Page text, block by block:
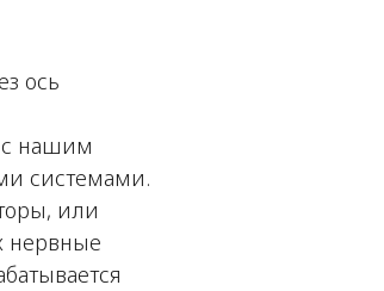
ось
с нашим
системами.
или
нервные